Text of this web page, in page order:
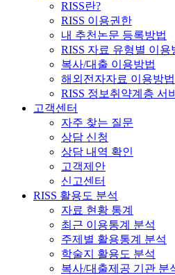
RISS란?
RISS 이용권한
내 추천논문 등록방법
RISS 자료 유형별 이용
복사/대출 이용방법
해외전자자료 이용방법
RISS 정보취약계층 서
고객센터
자주 찾는 질문
상담 신청
상담 내역 확인
고객제안
신고센터
RISS 활용도 분석
자료 현황 통계
최근 이용통계 분석
주제별 활용통계 분석
학술지 활용도 분석
복사/대출제공 기관 분